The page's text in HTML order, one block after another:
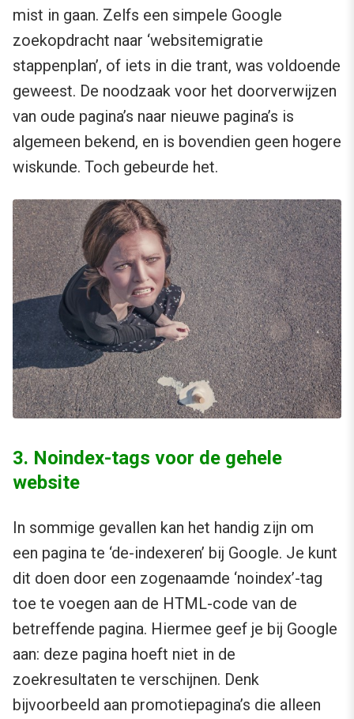
mist in gaan. Zelfs een simpele Google
zoekopdracht naar ‘websitemigratie
stappenplan’, of iets in die trant, was voldoende
geweest. De noodzaak voor het doorverwijzen
van oude pagina’s naar nieuwe pagina’s is
algemeen bekend, en is bovendien geen hogere
wiskunde. Toch gebeurde het.
3. Noindex-tags voor de gehele
website
In sommige gevallen kan het handig zijn om
een pagina te ‘de-indexeren’ bij Google. Je kunt
dit doen door een zogenaamde ‘noindex’-tag
toe te voegen aan de HTML-code van de
betreffende pagina. Hiermee geef je bij Google
aan: deze pagina hoeft niet in de
zoekresultaten te verschijnen. Denk
bijvoorbeeld aan promotiepagina’s die alleen